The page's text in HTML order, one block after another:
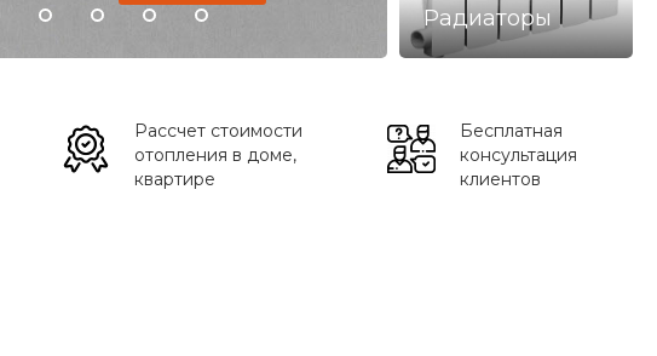
Радиаторы
Рассчет стоимости
отопления в доме,
квартире
Бесплатная
консультация
клиентов